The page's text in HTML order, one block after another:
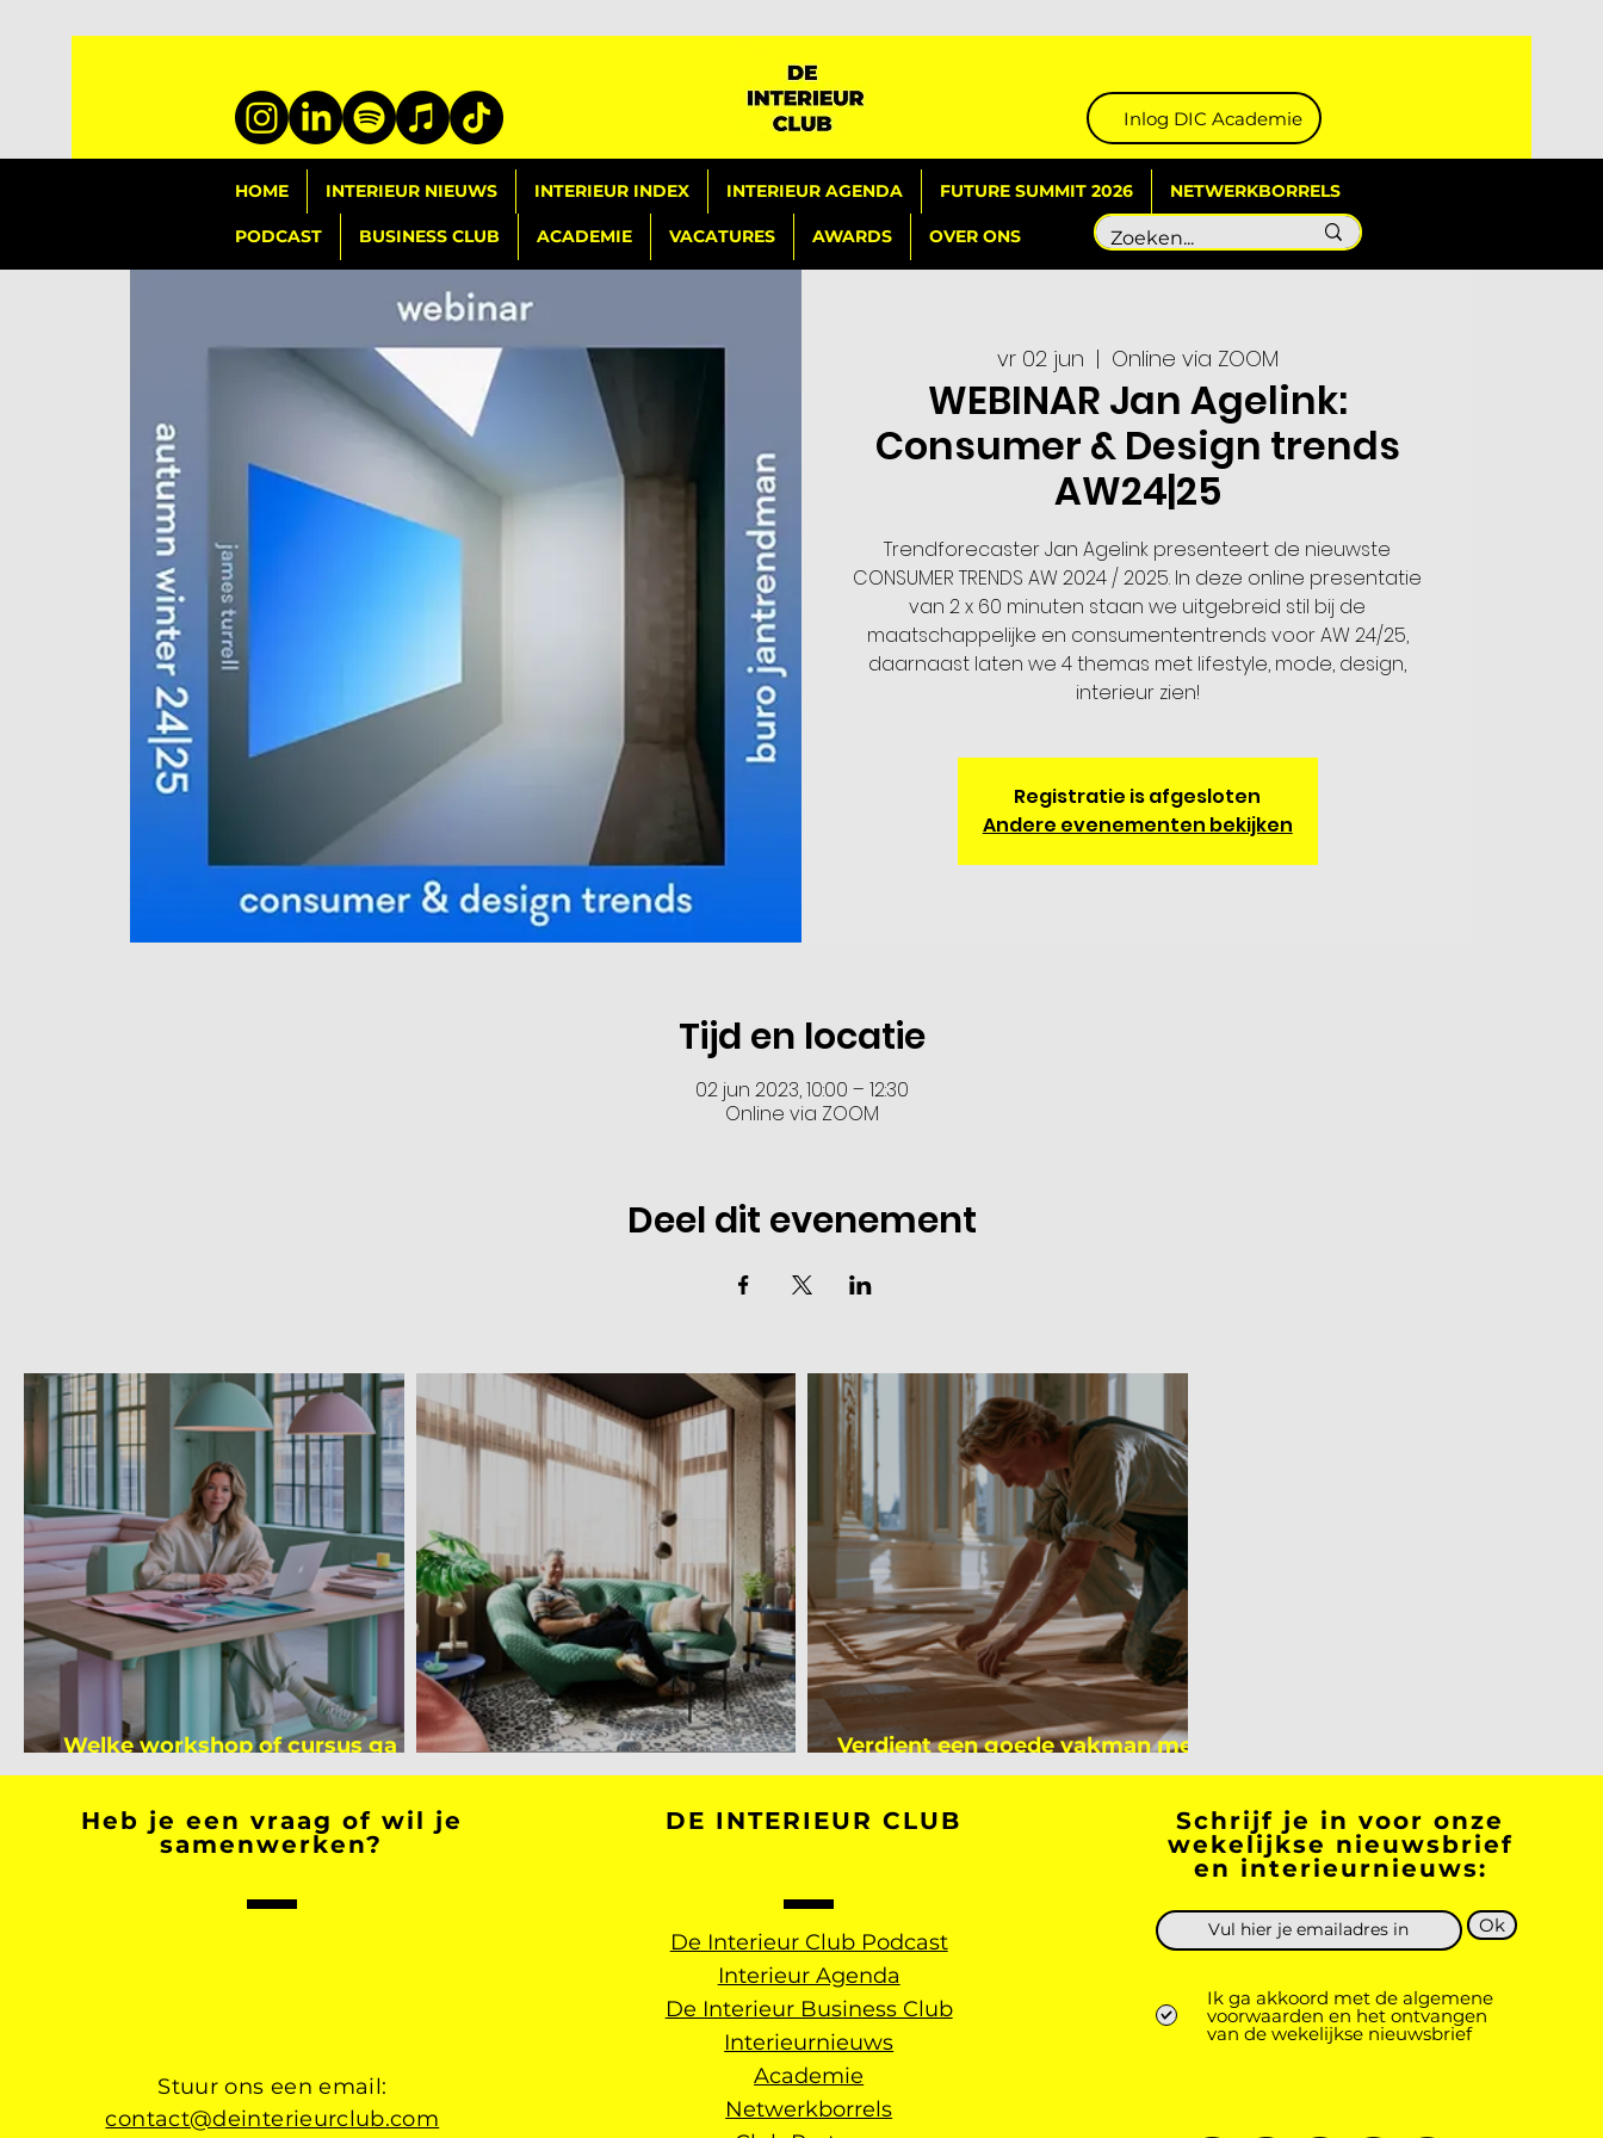
Inlog DIC Academie
HOME INTERIEUR NIEUWS INTERIEUR INDEX INTERIEUR AGENDA FUTURE SUMMIT 2026 NETWERKBORRELS
PODCAST BUSINESS CLUB ACADEMIE VACATURES AWARDS OVER ONS
vr 02 jun
  |
Online via ZOOM
WEBINAR Jan Agelink:
Consumer & Design trends
AW24|25
Trendforecaster Jan Agelink presenteert de nieuwste
CONSUMER TRENDS AW 2024 / 2025. In deze online presentatie
van 2 x 60 minuten staan we uitgebreid stil bij de
maatschappelijke en consumententrends voor AW 24/25,
daarnaast laten we 4 themas met lifestyle, mode, design,
interieur zien!
Registratie is afgesloten
Andere evenementen bekijken
Tijd en locatie
02 jun 2023, 10:00 – 12:30
Online via ZOOM
Deel dit evenement
Welke workshop of cursus ga jij
volgen na je vakantie?
Binnenkijker bij Mark Mutsaers
Verdient een goede vakman meer
dan een gemiddelde academicus?
Heb je een vraag of wil je
samenwerken?
Stuur ons een email:
contact@deinterieurclub.com
DE INTERIEUR CLUB
De Interieur Club Podcast
Interieur Agenda
De Interieur Business Club
Interieurnieuws
Academie
Netwerkborrels
Schrijf je in voor onze
wekelijkse nieuwsbrief
en interieurnieuws:
Ok
Ik ga akkoord met de algemene
voorwaarden en het ontvangen
van de wekelijkse nieuwsbrief